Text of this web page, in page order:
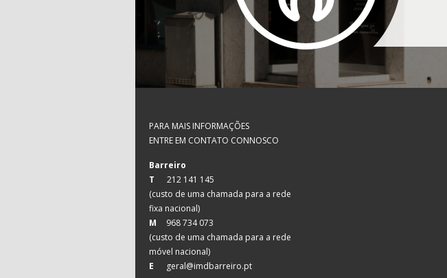
PARA MAIS INFORMAÇÕES
ENTRE EM CONTATO CONNOSCO
Barreiro
T
212 141 145
(custo de uma chamada para a rede
fixa nacional)
M
968 734 073
(custo de uma chamada para a rede
móvel nacional)
E
geral@imdbarreiro.pt